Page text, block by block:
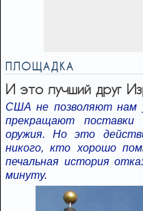
ПЛОЩАДКА
И это лучший друг
США не позволяют нам
прекращают поставки
оружия. Но это
никого, кто хорошо
печальная история
минуту.